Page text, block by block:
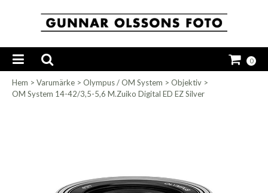
0
Hem > Varumärke > Olympus / OM System > Objektiv >
OM System 14-42/3,5-5,6 M.Zuiko Digital ED EZ Silver